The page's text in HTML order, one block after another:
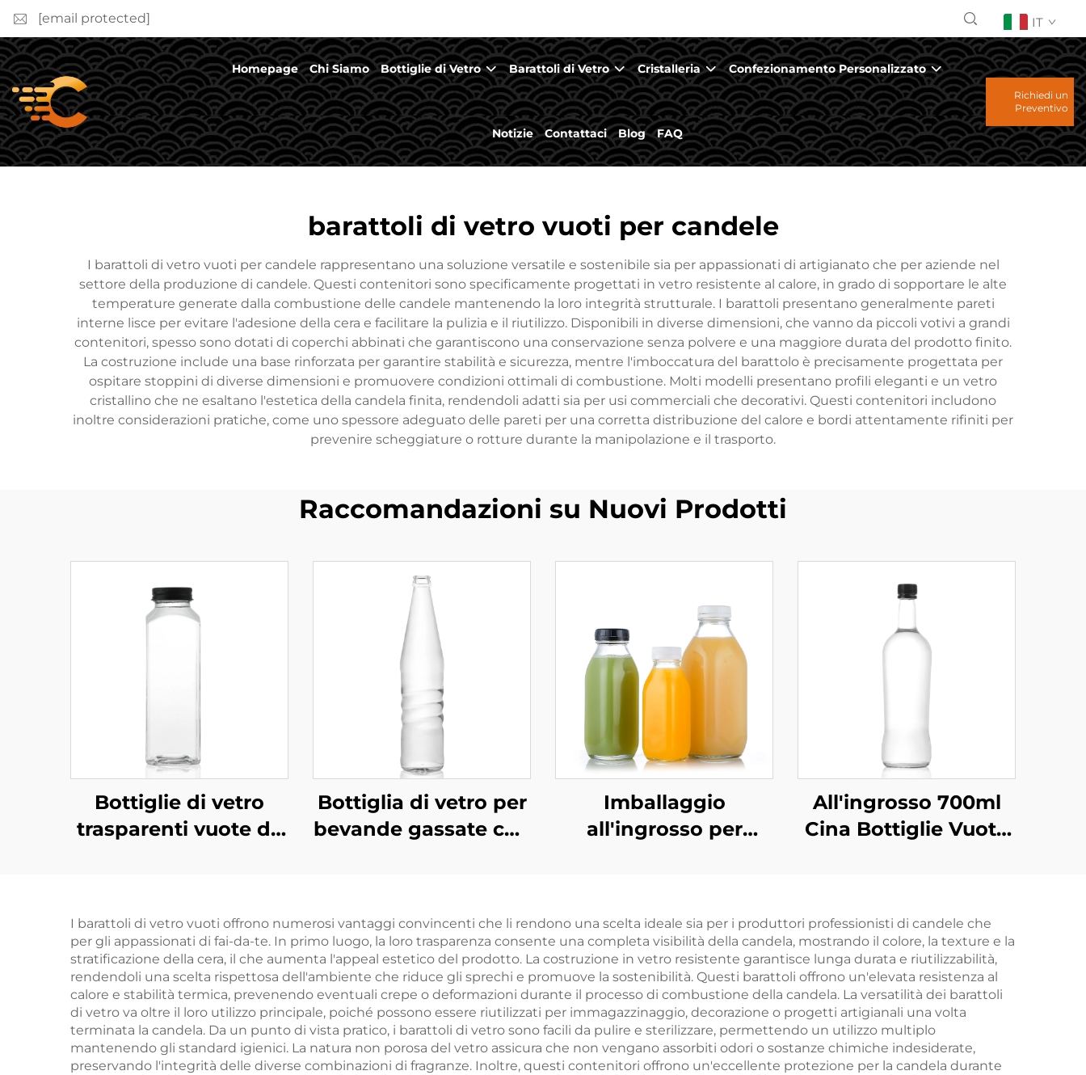
[email protected] IT
Homepage Chi Siamo Bottiglie di Vetro Barattoli di Vetro Cristalleria Confezionamento Personalizzato
Notizie Contattaci Blog FAQ
Richiedi un
Preventivo
barattoli di vetro vuoti per candele
I barattoli di vetro vuoti per candele rappresentano una soluzione versatile e sostenibile sia per appassionati di artigianato che per aziende nel
settore della produzione di candele. Questi contenitori sono specificamente progettati in vetro resistente al calore, in grado di sopportare le alte
temperature generate dalla combustione delle candele mantenendo la loro integrità strutturale. I barattoli presentano generalmente pareti
interne lisce per evitare l'adesione della cera e facilitare la pulizia e il riutilizzo. Disponibili in diverse dimensioni, che vanno da piccoli votivi a grandi
contenitori, spesso sono dotati di coperchi abbinati che garantiscono una conservazione senza polvere e una maggiore durata del prodotto finito.
La costruzione include una base rinforzata per garantire stabilità e sicurezza, mentre l'imboccatura del barattolo è precisamente progettata per
ospitare stoppini di diverse dimensioni e promuovere condizioni ottimali di combustione. Molti modelli presentano profili eleganti e un vetro
cristallino che ne esaltano l'estetica della candela finita, rendendoli adatti sia per usi commerciali che decorativi. Questi contenitori includono
inoltre considerazioni pratiche, come uno spessore adeguato delle pareti per una corretta distribuzione del calore e bordi attentamente rifiniti per
prevenire scheggiature o rotture durante la manipolazione e il trasporto.
Raccomandazioni su Nuovi Prodotti
Bottiglie di vetro
trasparenti vuote da
caffè
Bottiglia di vetro per
bevande gassate con
Imballaggio
all'ingrosso per
ml
All'ingrosso 700ml
Cina Bottiglie Vuote
I barattoli di vetro vuoti offrono numerosi vantaggi convincenti che li rendono una scelta ideale sia per i produttori professionisti di candele che
per gli appassionati di fai-da-te. In primo luogo, la loro trasparenza consente una completa visibilità della candela, mostrando il colore, la texture e la
stratificazione della cera, il che aumenta l'appeal estetico del prodotto. La costruzione in vetro resistente garantisce lunga durata e riutilizzabilità,
rendendoli una scelta rispettosa dell'ambiente che riduce gli sprechi e promuove la sostenibilità. Questi barattoli offrono un'elevata resistenza al
calore e stabilità termica, prevenendo eventuali crepe o deformazioni durante il processo di combustione della candela. La versatilità dei barattoli
di vetro va oltre il loro utilizzo principale, poiché possono essere riutilizzati per immagazzinaggio, decorazione o progetti artigianali una volta
terminata la candela. Da un punto di vista pratico, i barattoli di vetro sono facili da pulire e sterilizzare, permettendo un utilizzo multiplo
mantenendo gli standard igienici. La natura non porosa del vetro assicura che non vengano assorbiti odori o sostanze chimiche indesiderate,
preservando l'integrità delle diverse combinazioni di fragranze. Inoltre, questi contenitori offrono un'eccellente protezione per la candela durante